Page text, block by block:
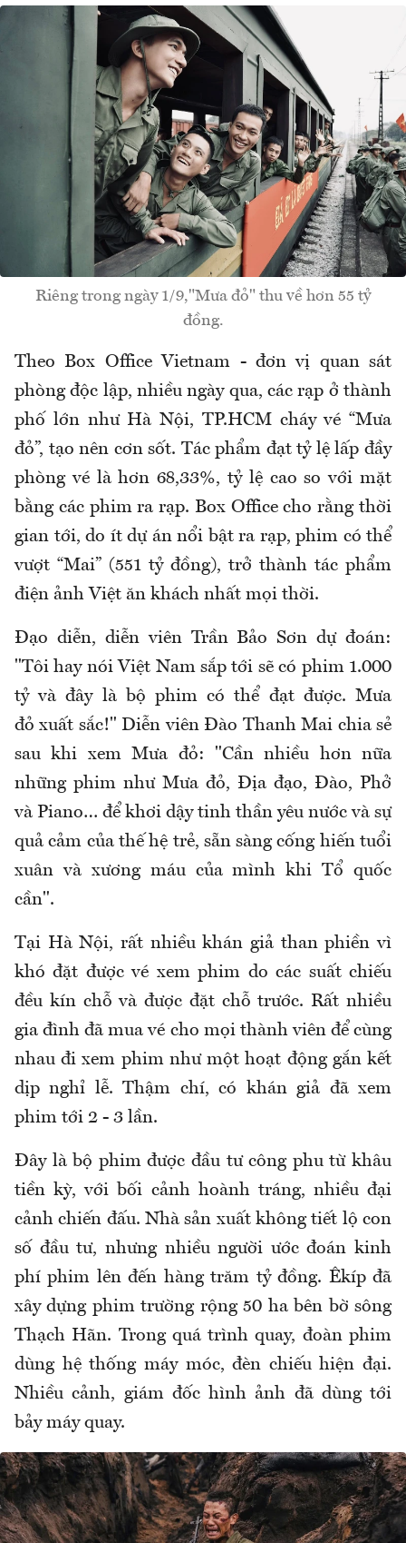
Riêng trong ngày 1/9,"Mưa đỏ" thu về hơn 55 tỷ
đồng.
Theo Box Office Vietnam - đơn vị quan sát
phòng độc lập, nhiều ngày qua, các rạp ở thành
phố lớn như Hà Nội, TP.HCM cháy vé “Mưa
đỏ”, tạo nên cơn sốt. Tác phẩm đạt tỷ lệ lấp đầy
phòng vé là hơn 68,33%, tỷ lệ cao so với mặt
bằng các phim ra rạp. Box Office cho rằng thời
gian tới, do ít dự án nổi bật ra rạp, phim có thể
vượt “Mai” (551 tỷ đồng), trở thành tác phẩm
điện ảnh Việt ăn khách nhất mọi thời.
Đạo diễn, diễn viên Trần Bảo Sơn dự đoán:
"Tôi hay nói Việt Nam sắp tới sẽ có phim 1.000
tỷ và đây là bộ phim có thể đạt được. Mưa
đỏ xuất sắc!" Diễn viên Đào Thanh Mai chia sẻ
sau khi xem Mưa đỏ: "Cần nhiều hơn nữa
những phim như Mưa đỏ, Địa đạo, Đào, Phở
và Piano… để khơi dậy tinh thần yêu nước và sự
quả cảm của thế hệ trẻ, sẵn sàng cống hiến tuổi
xuân và xương máu của mình khi Tổ quốc
cần".
Tại Hà Nội, rất nhiều khán giả than phiền vì
khó đặt được vé xem phim do các suất chiếu
đều kín chỗ và được đặt chỗ trước. Rất nhiều
gia đình đã mua vé cho mọi thành viên để cùng
nhau đi xem phim như một hoạt động gắn kết
dịp nghỉ lễ. Thậm chí, có khán giả đã xem
phim tới 2 - 3 lần.
Đây là bộ phim được đầu tư công phu từ khâu
tiền kỳ, với bối cảnh hoành tráng, nhiều đại
cảnh chiến đấu. Nhà sản xuất không tiết lộ con
số đầu tư, nhưng nhiều người ước đoán kinh
phí phim lên đến hàng trăm tỷ đồng. Êkíp đã
xây dựng phim trường rộng 50 ha bên bờ sông
Thạch Hãn. Trong quá trình quay, đoàn phim
dùng hệ thống máy móc, đèn chiếu hiện đại.
Nhiều cảnh, giám đốc hình ảnh đã dùng tới
bảy máy quay.